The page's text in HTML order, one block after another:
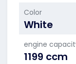
Color
White
engine
1199 ccm